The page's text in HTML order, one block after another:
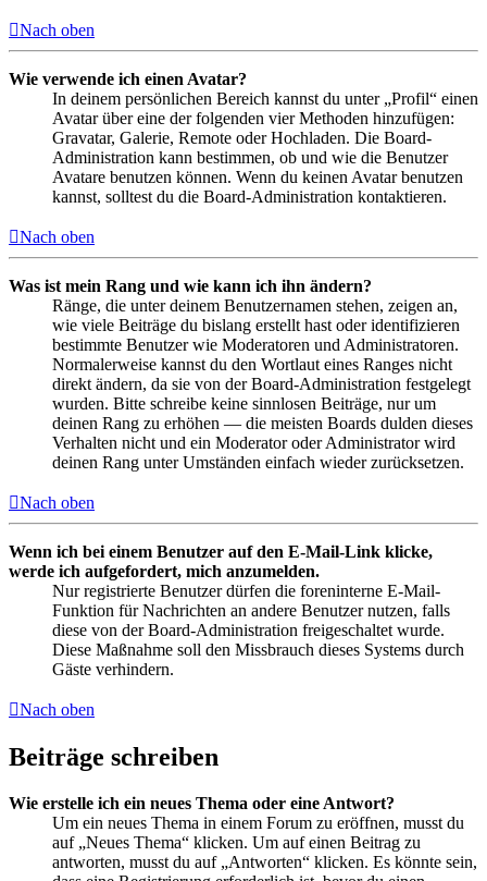
Nach oben
Wie verwende ich einen Avatar?
In deinem persönlichen Bereich kannst du unter „Profil“ einen
Avatar über eine der folgenden vier Methoden hinzufügen:
Gravatar, Galerie, Remote oder Hochladen. Die Board-
Administration kann bestimmen, ob und wie die Benutzer
Avatare benutzen können. Wenn du keinen Avatar benutzen
kannst, solltest du die Board-Administration kontaktieren.
Nach oben
Was ist mein Rang und wie kann ich ihn ändern?
Ränge, die unter deinem Benutzernamen stehen, zeigen an,
wie viele Beiträge du bislang erstellt hast oder identifizieren
bestimmte Benutzer wie Moderatoren und Administratoren.
Normalerweise kannst du den Wortlaut eines Ranges nicht
direkt ändern, da sie von der Board-Administration festgelegt
wurden. Bitte schreibe keine sinnlosen Beiträge, nur um
deinen Rang zu erhöhen — die meisten Boards dulden dieses
Verhalten nicht und ein Moderator oder Administrator wird
deinen Rang unter Umständen einfach wieder zurücksetzen.
Nach oben
Wenn ich bei einem Benutzer auf den E-Mail-Link klicke,
werde ich aufgefordert, mich anzumelden.
Nur registrierte Benutzer dürfen die foreninterne E-Mail-
Funktion für Nachrichten an andere Benutzer nutzen, falls
diese von der Board-Administration freigeschaltet wurde.
Diese Maßnahme soll den Missbrauch dieses Systems durch
Gäste verhindern.
Nach oben
Beiträge schreiben
Wie erstelle ich ein neues Thema oder eine Antwort?
Um ein neues Thema in einem Forum zu eröffnen, musst du
auf „Neues Thema“ klicken. Um auf einen Beitrag zu
antworten, musst du auf „Antworten“ klicken. Es könnte sein,